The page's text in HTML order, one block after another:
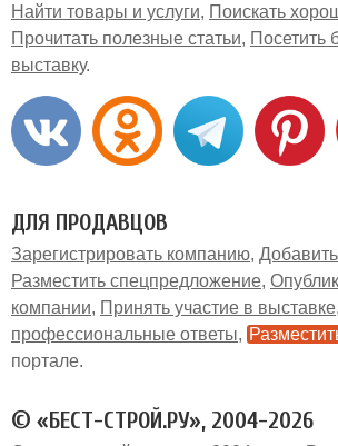
Найти товары и услуги
Поискать
Прочитать полезные статьи
Посетить
выставку
ДЛЯ ПРОДАВЦОВ
Зарегистрировать компанию
Разместить спецпредложение
компании
Принять участие в выставке
профессиональные ответы
портале
© «БЕСТ-СТРОЙ.РУ», 2004-2026